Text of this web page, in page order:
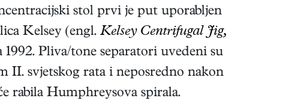
stol prvi je put uporabljen
Kelsey (engl. Kelsey Centrifugal Jig,
Pliva/tone separatori uvedeni su
II. svjetskog rata i neposredno nakon
rabila Humphreysova spirala.